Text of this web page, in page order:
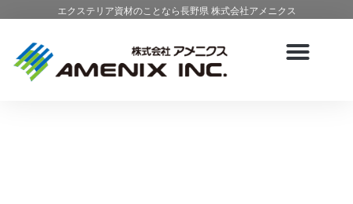
エクステリア資材のことなら長野県 株式会社アメニクス